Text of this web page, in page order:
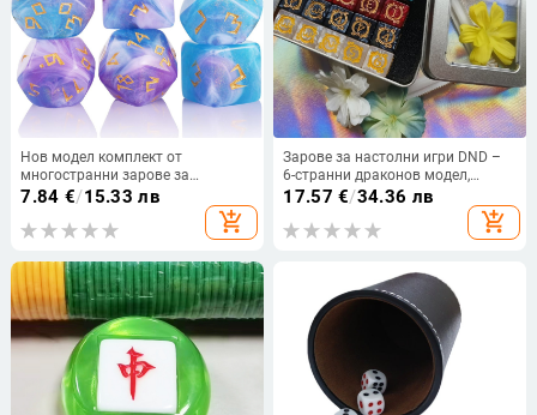
Нов модел комплект от
многостранни зарове за
настолни RPG игри, в блестящи
цветове: синьо, лилаво и бяло.
7.84 €/15.33 лв
add_shopping_cart
Зарове за настолни игри DND –
6-странни драконов модел,
акрилни, правоъгълен дизайн,
персонализация налична, кутия с
600 броя
17.57 €/34.36 лв
add_shopping_cart